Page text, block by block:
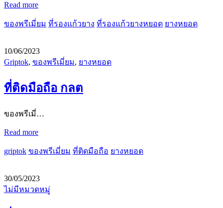
Read more
ของพรีเมี่ยม ที่รองแก้วยาง ที่รองแก้วยางหยอด ยางหยอด
10/06/2023
Griptok, ของพรีเมี่ยม, ยางหยอด
ที่ติดมือถือ กลต
ของพรีเมี่…
Read more
griptok ของพรีเมี่ยม ที่ติดมือถือ ยางหยอด
30/05/2023
ไม่มีหมวดหมู่